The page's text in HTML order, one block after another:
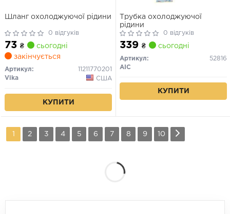
Шланг охолоджуючої рідини
0 відгуків
73 ₴
сьогодні
закінчується
Артикул:
11211770201
Vika
США
КУПИТИ
Трубка охолоджуючої
рідини
0 відгуків
339 ₴ сьогодні
Артикул:
52816
AIC
КУПИТИ
1 2 3 4 5 6 7 8 9 10